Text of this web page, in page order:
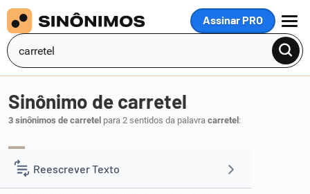
Assinar PRO
MENU
Reescrever Texto
Sinônimo de carretel
3 sinônimos de carretel para 2 sentidos da palavra carretel :